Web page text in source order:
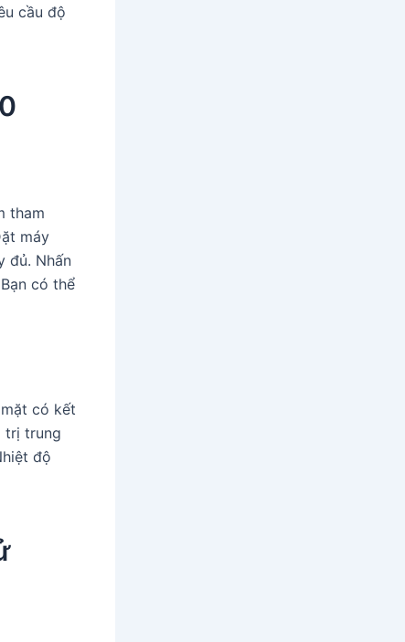
cầu độ
tham
máy
đủ. Nhấn
có thể
có kết
trị trung
độ